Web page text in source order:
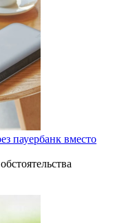
пауербанк вместо